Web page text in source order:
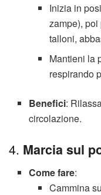
Inizia in
zampe), poi
talloni,
Mantieni la
respirando
Benefici:
circolazione.
4. Marcia sul
Come fare:
Cammina